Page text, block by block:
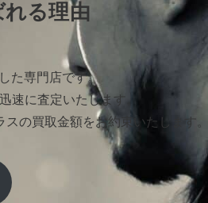
る理由
た専門店です。
速に査定いたします。
の買取金額をお約束いたします。